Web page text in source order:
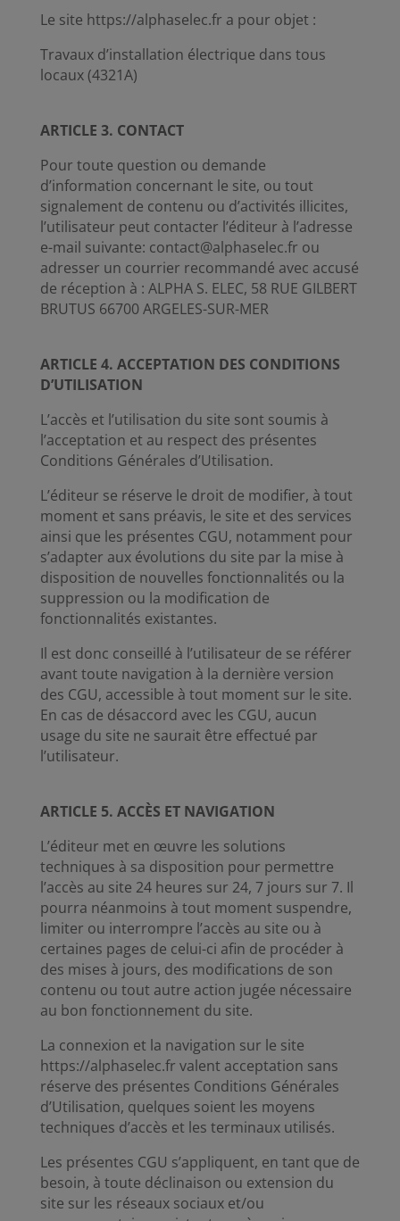
Le site https://alphaselec.fr a pour objet :
Travaux d’installation électrique dans tous
locaux (4321A)
ARTICLE 3. CONTACT
Pour toute question ou demande
d’information concernant le site, ou tout
signalement de contenu ou d’activités illicites,
l’utilisateur peut contacter l’éditeur à l’adresse
e-mail suivante: contact@alphaselec.fr ou
adresser un courrier recommandé avec accusé
de réception à : ALPHA S. ELEC, 58 RUE GILBERT
BRUTUS 66700 ARGELES-SUR-MER
ARTICLE 4. ACCEPTATION DES CONDITIONS
D’UTILISATION
L’accès et l’utilisation du site sont soumis à
l’acceptation et au respect des présentes
Conditions Générales d’Utilisation.
L’éditeur se réserve le droit de modifier, à tout
moment et sans préavis, le site et des services
ainsi que les présentes CGU, notamment pour
s’adapter aux évolutions du site par la mise à
disposition de nouvelles fonctionnalités ou la
suppression ou la modification de
fonctionnalités existantes.
Il est donc conseillé à l’utilisateur de se référer
avant toute navigation à la dernière version
des CGU, accessible à tout moment sur le site.
En cas de désaccord avec les CGU, aucun
usage du site ne saurait être effectué par
l’utilisateur.
ARTICLE 5. ACCÈS ET NAVIGATION
L’éditeur met en œuvre les solutions
techniques à sa disposition pour permettre
l’accès au site 24 heures sur 24, 7 jours sur 7. Il
pourra néanmoins à tout moment suspendre,
limiter ou interrompre l’accès au site ou à
certaines pages de celui-ci afin de procéder à
des mises à jours, des modifications de son
contenu ou tout autre action jugée nécessaire
au bon fonctionnement du site.
La connexion et la navigation sur le site
https://alphaselec.fr valent acceptation sans
réserve des présentes Conditions Générales
d’Utilisation, quelques soient les moyens
techniques d’accès et les terminaux utilisés.
Les présentes CGU s’appliquent, en tant que de
besoin, à toute déclinaison ou extension du
site sur les réseaux sociaux et/ou